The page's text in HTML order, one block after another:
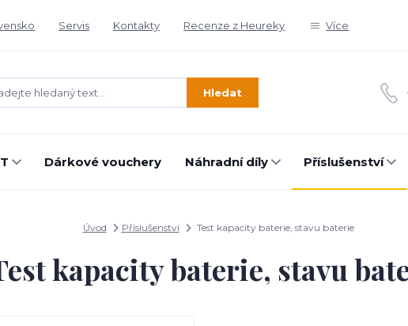
Servis Kontakty Recenze z Heureky Více
Hledat
Dárkové vouchery Náhradní díly Příslušenství
Úvod Příslušenství Test kapacity baterie, stavu baterie
kapacity baterie, stavu